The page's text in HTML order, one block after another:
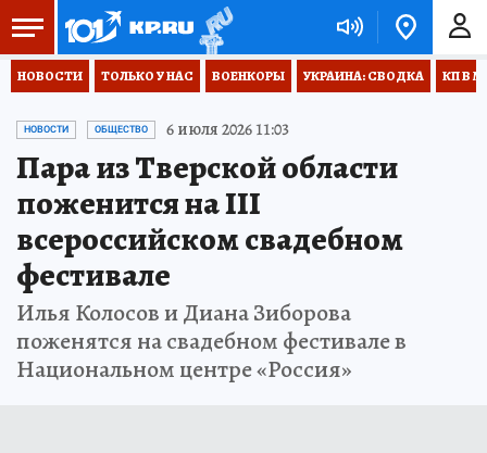
НОВОСТИ ТОЛЬКО У НАС ВОЕНКОРЫ УКРАИНА: СВОДКА КП В
НОВОСТИ ОБЩЕСТВО 6 июля 2026 11:03
Пара из Тверской области
поженится на III
всероссийском свадебном
фестивале
Илья Колосов и Диана Зиборова
поженятся на свадебном фестивале в
Национальном центре «Россия»